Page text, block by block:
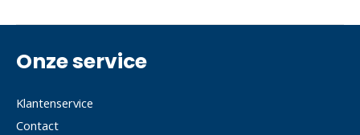
Onze service
Klantenservice
Contact